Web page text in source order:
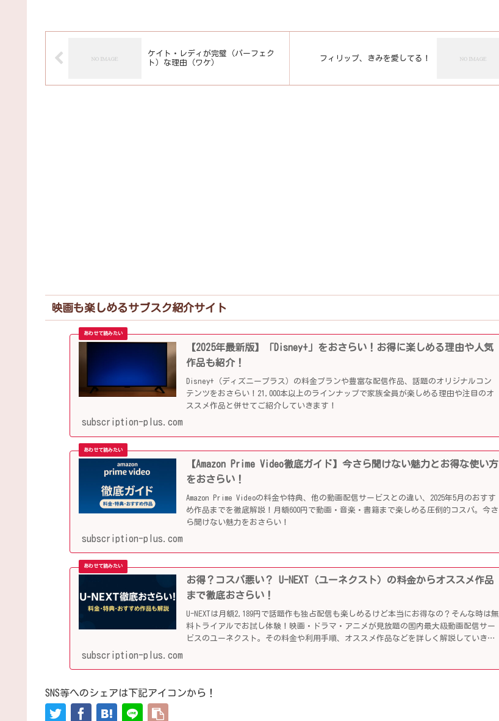
ケイト・レディが完璧（パーフェク
ト）な理由（ワケ）
フィリップ、きみを愛してる！
映画も楽しめるサブスク紹介サイト
【2025年最新版】「Disney+」をおさらい！お得に楽しめる理由や人気
作品も紹介！
Disney+（ディズニープラス）の料金プランや豊富な配信作品、話題のオリジナルコン
テンツをおさらい！21,000本以上のラインナップで家族全員が楽しめる理由や注目のオ
ススメ作品と併せてご紹介していきます！
subscription-plus.com
【Amazon Prime Video徹底ガイド】今さら聞けない魅力とお得な使い方
をおさらい！
Amazon Prime Videoの料金や特典、他の動画配信サービスとの違い、2025年5月のおすす
め作品までを徹底解説！月額600円で動画・音楽・書籍まで楽しめる圧倒的コスパ。今さ
ら聞けない魅力をおさらい！
subscription-plus.com
お得？コスパ悪い？ U-NEXT（ユーネクスト）の料金からオススメ作品
まで徹底おさらい！
U-NEXTは月額2,189円で話題作も独占配信も楽しめるけど本当にお得なの？そんな時は無
料トライアルでお試し体験！映画・ドラマ・アニメが見放題の国内最大級動画配信サー
ビスのユーネクスト。その料金や利用手順、オススメ作品などを詳しく解説していきま
subscription-plus.com
SNS等へのシェアは下記アイコンから！